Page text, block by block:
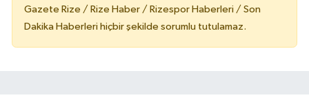
Gazete Rize / Rize Haber / Rizespor Haberleri / Son
Dakika Haberleri hiçbir şekilde sorumlu tutulamaz.